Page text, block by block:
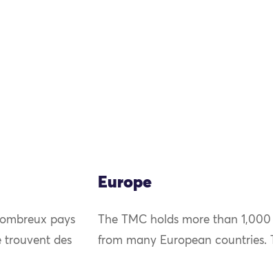
pays
trouvent des
Europe
The TMC holds more than
from many European countries.